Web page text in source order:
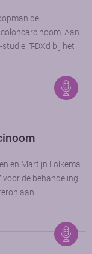
de
Aan
T-DXd bij het
en Martijn Lolkema
de behandeling
aan